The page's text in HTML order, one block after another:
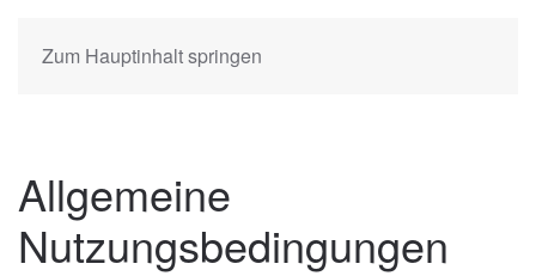
Zum Hauptinhalt springen
Allgemeine
Nutzungsbedingungen